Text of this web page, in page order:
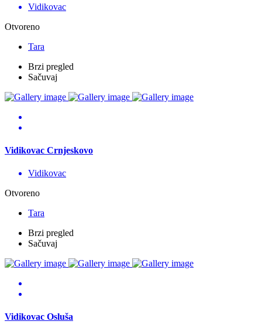
Vidikovac
Otvoreno
Tara
Brzi pregled
Sačuvaj
Vidikovac Crnjeskovo
Vidikovac
Otvoreno
Tara
Brzi pregled
Sačuvaj
Vidikovac Osluša